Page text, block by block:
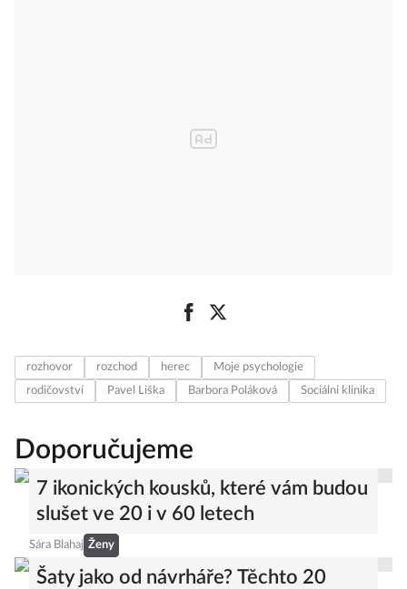
rozhovor rozchod herec
Moje psychologie
rodičovství
Pavel Liška Barbora Poláková Sociální klinika
Doporučujeme
7 ikonických kousků, které vám budou
slušet ve 20 i v 60 letech
Sára Blahaj Ženy
Šaty jako od návrháře? Těchto 20